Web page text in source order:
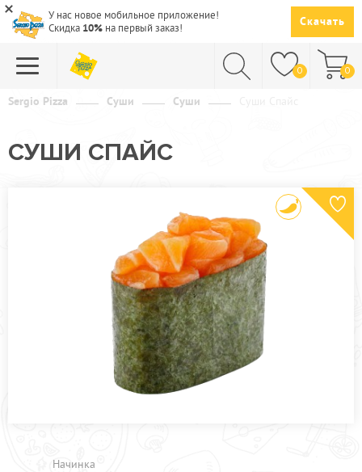
У нас новое мобильное приложение!
Скидка 10% на первый заказ! Скачать
0 0
СУШИ
ПАСТА
ГОРЯЧЕЕ
СУПЫ
НАПИТКИ
ДЕСЕРТЫ
ПРОЧЕЕ
Sergio Pizza Суши Суши
СУШИ СПАЙС
Начинка